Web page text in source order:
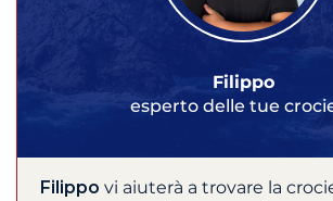
Filippo
esperto delle tue
Filippo vi aiuterà a trovare la